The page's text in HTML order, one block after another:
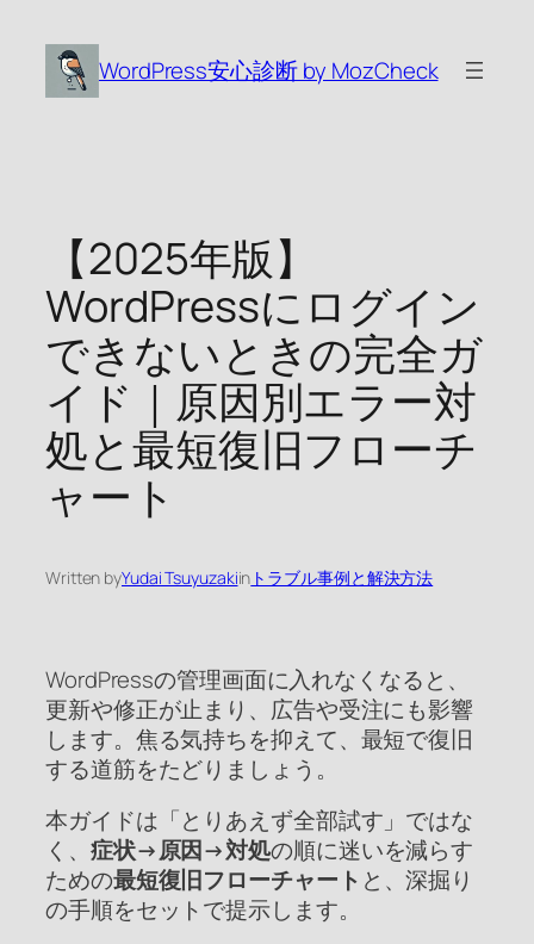
WordPress安心診断 by MozCheck
【2025年版】
WordPressにログイン
できないときの完全ガ
イド｜原因別エラー対
処と最短復旧フローチ
ャート
Written byYudai Tsuyuzakiin トラブル事例と解決方法
WordPressの管理画面に入れなくなると、
更新や修正が止まり、広告や受注にも影響
します。焦る気持ちを抑えて、最短で復旧
する道筋をたどりましょう。
本ガイドは「とりあえず全部試す」ではな
く、 症状→原因→対処の順に迷いを減らす
ための最短復旧フローチャート と、深掘り
の手順をセットで提示します。